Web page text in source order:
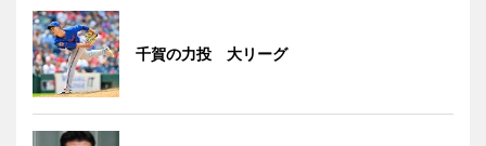
千賀の力投 大リーグ